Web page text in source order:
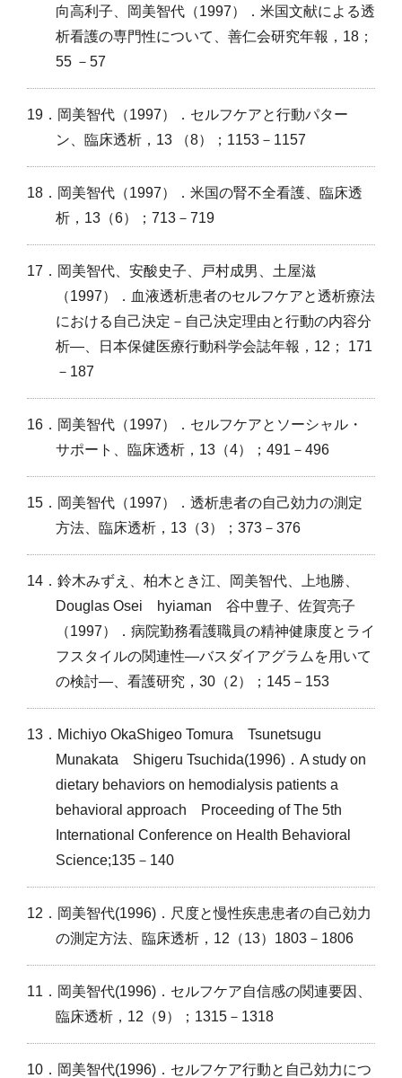
向高利子、岡美智代（1997）．米国文献による透
析看護の専門性について、善仁会研究年報，18；
55 －57
19．岡美智代（1997）．セルフケアと行動パター
ン、臨床透析，13 （8）；1153－1157
18．岡美智代（1997）．米国の腎不全看護、臨床透
析，13（6）；713－719
17．岡美智代、安酸史子、戸村成男、土屋滋
（1997）．血液透析患者のセルフケアと透析療法
における自己決定－自己決定理由と行動の内容分
析―、日本保健医療行動科学会誌年報，12； 171
－187
16．岡美智代（1997）．セルフケアとソーシャル・
サポート、臨床透析，13（4）；491－496
15．岡美智代（1997）．透析患者の自己効力の測定
方法、臨床透析，13（3）；373－376
14．鈴木みずえ、柏木とき江、岡美智代、上地勝、
Douglas Osei hyiaman 谷中豊子、佐賀亮子
（1997）．病院勤務看護職員の精神健康度とライ
フスタイルの関連性―バスダイアグラムを用いて
の検討―、看護研究，30（2）；145－153
13．Michiyo OkaShigeo Tomura Tsunetsugu
Munakata Shigeru Tsuchida(1996)．A study on
dietary behaviors on hemodialysis patients a
behavioral approach Proceeding of The 5th
International Conference on Health Behavioral
Science;135－140
12．岡美智代(1996)．尺度と慢性疾患患者の自己効力
の測定方法、臨床透析，12（13）1803－1806
11．岡美智代(1996)．セルフケア自信感の関連要因、
臨床透析，12（9）；1315－1318
10．岡美智代(1996)．セルフケア行動と自己効力につ